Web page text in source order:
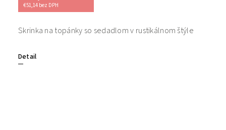
€51,14 bez DPH
Detail
Skrinka na topánky so sedadlom v rustikálnom štýle